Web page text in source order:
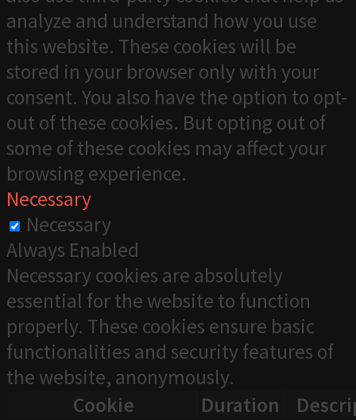
analyze and understand how you use
this website. These cookies will be
stored in your browser only with your
consent. You also have the option to opt-
out of these cookies. But opting out of
some of these cookies may affect your
browsing experience.
Necessary
Necessary
Always Enabled
Necessary cookies are absolutely
essential for the website to function
properly. These cookies ensure basic
functionalities and security features of
the website, anonymously.
Cookie
Duration